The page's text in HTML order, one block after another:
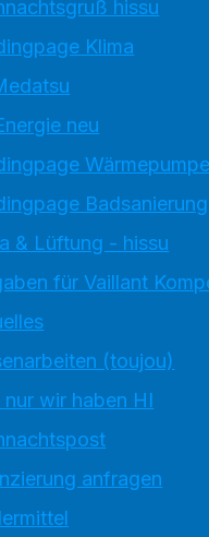
hissu
Klima
neu
Wärmepumpe
Badsanierung
& Lüftung - hissu
für Vaillant
(toujou)
nur wir haben HI
anfragen